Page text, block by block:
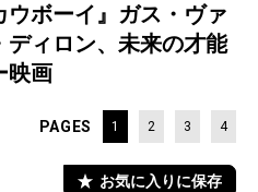
ウボーイ』ガス・ヴァ
ディロン、未来の才能
映画
PAGES 1 2 3 4
お気に入りに保存